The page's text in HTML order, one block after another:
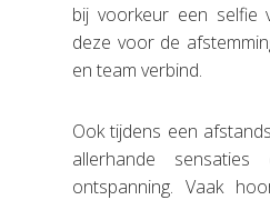
bij voorkeur een selfie
deze voor de
en team verbind.
Ook tijdens een
allerhande
ontspanning. Vaak